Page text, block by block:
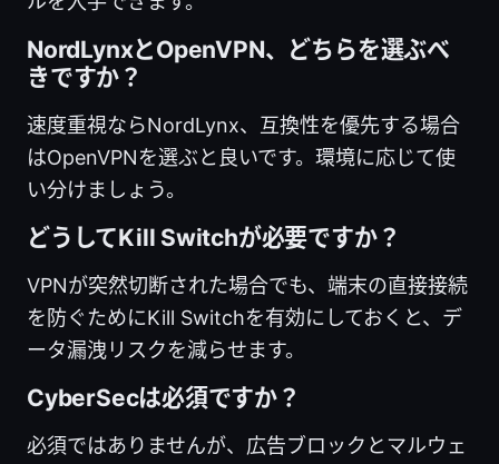
NordLynxとOpenVPN、どちらを選ぶべ
きですか？
速度重視ならNordLynx、互換性を優先する場合
はOpenVPNを選ぶと良いです。環境に応じて使
い分けましょう。
どうしてKill Switchが必要ですか？
VPNが突然切断された場合でも、端末の直接接続
を防ぐためにKill Switchを有効にしておくと、デ
ータ漏洩リスクを減らせます。
CyberSecは必須ですか？
必須ではありませんが、広告ブロックとマルウェ